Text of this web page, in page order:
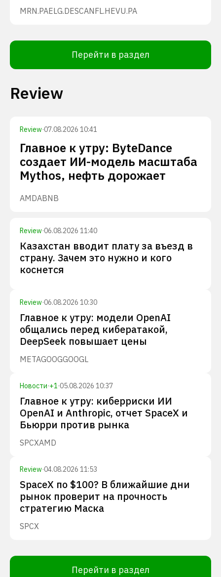
MRN.PAELG.DESCANFL.HEVU.PA
Перейти в раздел
Review
Review·07.08.2026 10:41
Главное к утру: ByteDance
создает ИИ-модель масштаба
Mythos, нефть дорожает
AMDABNB
Review·06.08.2026 11:40
Казахстан вводит плату за въезд в
страну. Зачем это нужно и кого
коснется
Review·06.08.2026 10:30
Главное к утру: модели OpenAI
общались перед кибератакой,
DeepSeek повышает цены
METAGOOGGOOGL
Новости·+1·05.08.2026 10:37
Главное к утру: киберриски ИИ
OpenAI и Anthropic, отчет SpaceX и
Бьюрри против рынка
SPCXAMD
Review·04.08.2026 11:53
SpaceX по $100? В ближайшие дни
рынок проверит на прочность
стратегию Маска
SPCX
Перейти в раздел